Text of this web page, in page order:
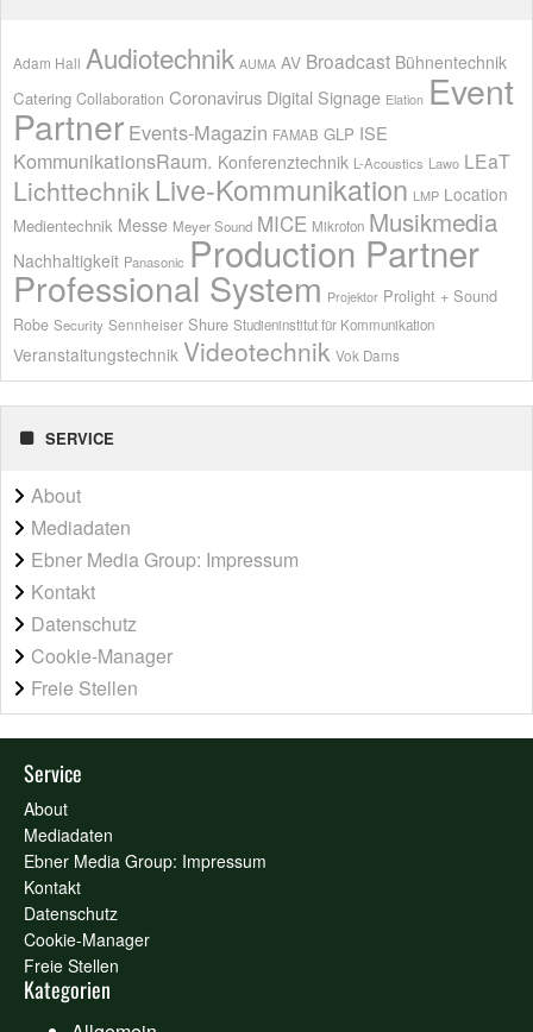
Adam Hall Audiotechnik AUMA AV Broadcast Bühnentechnik
Catering Collaboration Coronavirus Digital Signage Elation Event
Partner Events-Magazin FAMAB GLP ISE
KommunikationsRaum. Konferenztechnik L-Acoustics Lawo LEaT
Lichttechnik Live-Kommunikation LMP Location
Medientechnik Messe Meyer Sound MICE Mikrofon Musikmedia
Nachhaltigkeit Panasonic Production Partner
Professional System Projektor Prolight + Sound
Robe Security Sennheiser Shure Studieninstitut für Kommunikation
Veranstaltungstechnik Videotechnik Vok Dams
SERVICE
About
Mediadaten
Ebner Media Group: Impressum
Kontakt
Datenschutz
Cookie-Manager
Freie Stellen
Service
About
Mediadaten
Ebner Media Group: Impressum
Kontakt
Datenschutz
Cookie-Manager
Freie Stellen
Kategorien